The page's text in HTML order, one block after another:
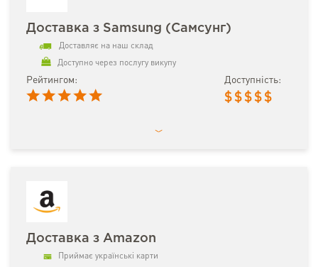
Доставка з Samsung (Самсунг)
Доставляє на наш склад
Доступно через послугу викупу
Рейтингом: Доступність:
$ $ $ $ $
Доставка з Amazon
Приймає українські карти